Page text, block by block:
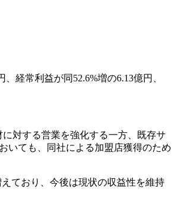
経常利益が同52.6%増の6.13億円、
対する営業を強化する一方、既存サ
いても、同社による加盟店獲得のため
ており、今後は現状の収益性を維持